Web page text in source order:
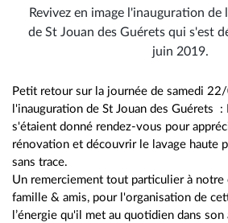
Revivez en image l'inauguration de
de St Jouan des Guérets qui s'est
juin 2019.
Petit retour sur la journée de samedi
l'inauguration de St Jouan des Guérets
s'étaient donné rendez-vous pour
rénovation et découvrir le lavage haute
sans trace.
Un remerciement tout particulier à notre
famille & amis, pour l'organisation de
l’énergie qu'il met au quotidien dans